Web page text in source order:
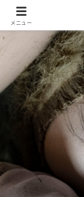
メニュー